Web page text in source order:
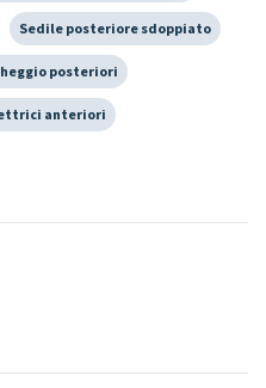
Sedile posteriore sdoppiato
posteriori
anteriori